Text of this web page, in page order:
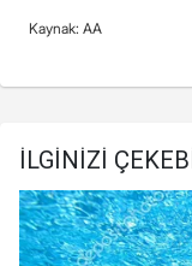
Kaynak: AA